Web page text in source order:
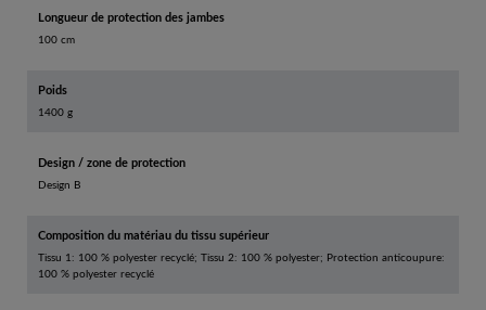
Longueur de protection des jambes
100 cm
Poids
1400 g
Design / zone de protection
Design B
Composition du matériau du tissu supérieur
Tissu 1: 100 % polyester recyclé; Tissu 2: 100 % polyester; Protection anticoupure:
100 % polyester recyclé